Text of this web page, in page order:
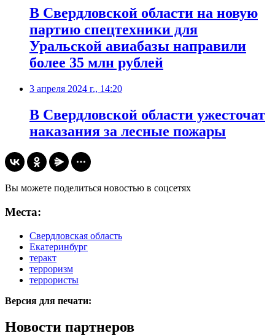
В Свердловской области на новую
партию спецтехники для
Уральской авиабазы направили
более 35 млн рублей
3 апреля 2024 г., 14:20
В Свердловской области ужесточат
наказания за лесные пожары
Вы можете поделиться новостью в соцсетях
Места:
Свердловская область
Екатеринбург
теракт
терроризм
террористы
Версия для печати:
Новости партнеров